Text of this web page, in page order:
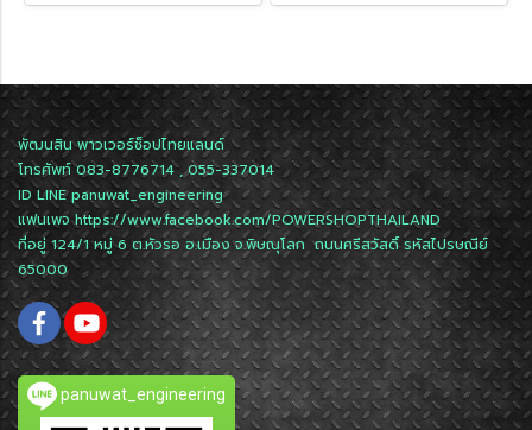
พัฒนสิน พาวเวอร์ช็อปไทยแลนด์
โทรศัพท์ 083-8776714 , 055-337014
ID LINEpanuwat_engineering
แฟนเพจhttps://www.facebook.com/POWERSHOPTHAILAND
ที่อยู่ 124/1 หมู่ 6 ต.หัวรอ อ.เมือง จ.พิษณุโลก ถนนศรีสวัสดิ์ รหัสไปรษณีย์
65000
panuwat_engineering